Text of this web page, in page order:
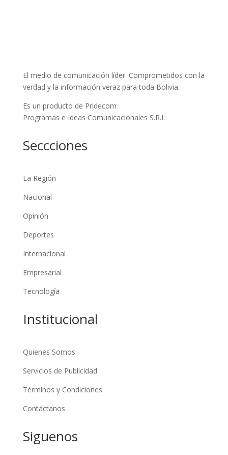
El medio de comunicación líder. Comprometidos con la
verdad y la información veraz para toda Bolivia.
Es un producto de Pridecom
Programas e Ideas Comunicacionales S.R.L.
Seccciones
La Región
Nacional
Opinión
Deportes
Internacional
Empresarial
Tecnología
Institucional
Quienes Somos
Servicios de Publicidad
Términos y Condiciones
Contáctanos
Siguenos